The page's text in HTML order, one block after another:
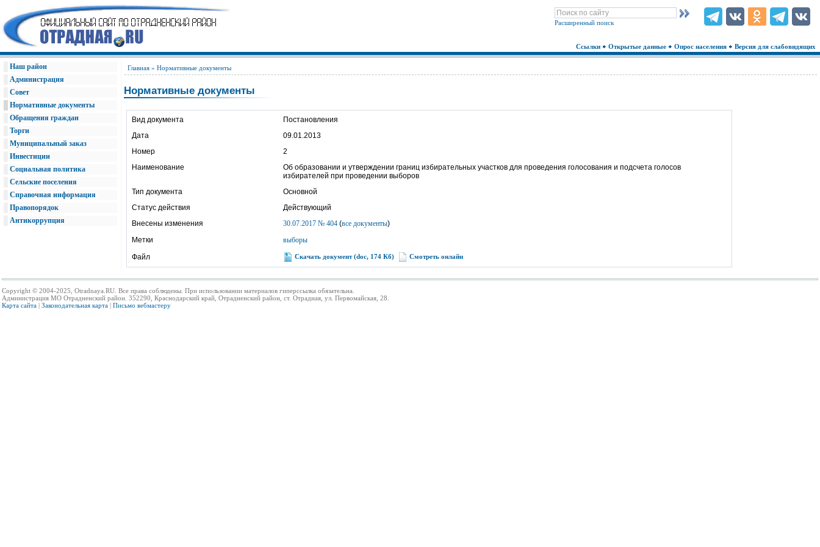
Расширенный поиск
Ссылки Открытые данные Опрос населения Версия для слабовидящих
Наш район
Администрация
Совет
Нормативные документы
Обращения граждан
Торги
Муниципальный заказ
Инвестиции
Социальная политика
Сельские поселения
Справочная информация
Правопорядок
Антикоррупция
Главная » Нормативные документы
Нормативные документы
Вид документа
Постановления
Дата
09.01.2013
Номер
2
Наименование
Об образовании и утверждении границ избирательных участков для проведения голосования и подсчета голосов
избирателей при проведении выборов
Тип документа
Основной
Статус действия
Действующий
Внесены изменения
30.07.2017 № 404 (все документы)
Метки
выборы
Файл
Скачать документ (doc, 174 Кб) Смотреть онлайн
Copyright © 2004-2025, Otradnaya.RU. Все права соблюдены. При использовании материалов гиперссылка обязательна.
Администрация МО Отрадненский район. 352290, Краснодарский край, Отрадненский район, ст. Отрадная, ул. Первомайская, 28.
Карта сайта | Законодательная карта | Письмо вебмастеру